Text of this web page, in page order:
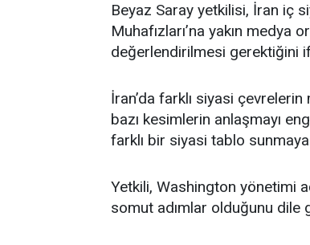
Beyaz Saray yetkilisi, İran iç
Muhafızları’na yakın medya
değerlendirilmesi gerektiğini
İran’da farklı siyasi
bazı kesimlerin anlaşmayı
farklı bir siyasi tablo
Yetkili, Washington yönetimi
somut adımlar olduğunu dile